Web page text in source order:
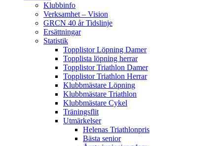
Klubbinfo
Verksamhet – Vision
GRCN 40 år Tidslinje
Ersättningar
Statistik
Topplistor Löpning Damer
Topplista löpning herrar
Topplistor Triathlon Damer
Topplistor Triathlon Herrar
Klubbmästare Löpning
Klubbmästare Triathlon
Klubbmästare Cykel
Träningsflit
Utmärkelser
Helenas Triathlonpris
Bästa senior